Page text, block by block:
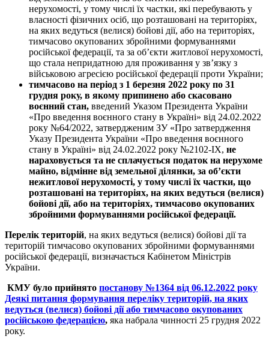
нерухомості, у тому числі їх частки, які перебувають у
власності фізичних осіб, що розташовані на територіях,
на яких ведуться (велися) бойові дії, або на територіях,
тимчасово окупованих збройними формуваннями
російської федерації, та за об’єкти житлової нерухомості,
що стала непридатною для проживання у зв’язку з
військовою агресією російської федерації проти України;
тимчасово на період з 1 березня 2022 року по 31
грудня року, в якому припинено або скасовано
воєнний стан, введений Указом Президента України
«Про введення воєнного стану в Україні» від 24.02.2022
року №64/2022, затвердженим ЗУ «Про затвердження
Указу Президента України «Про введення воєнного
стану в Україні» від 24.02.2022 року №2102-ІХ, не
нараховується та не сплачується податок на нерухоме
майно, відмінне від земельної ділянки, за об’єкти
нежитлової нерухомості, у тому числі їх частки, що
розташовані на територіях, на яких ведуться (велися)
бойові дії, або на територіях, тимчасово окупованих
збройними формуваннями російської федерації.
Перелік територій, на яких ведуться (велися) бойові дії та
територій тимчасово окупованих збройними формуваннями
російської федерації, визначається Кабінетом Міністрів
України.
КМУ було прийнято постанову №1364 від 06.12.2022 року
Деякі питання формування переліку територій, на яких
ведуться (велися) бойові дії або тимчасово окупованих
російською федерацією, яка набрала чинності 25 грудня 2022
року.